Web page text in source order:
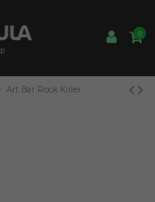
0
Art Bar Rock Killer